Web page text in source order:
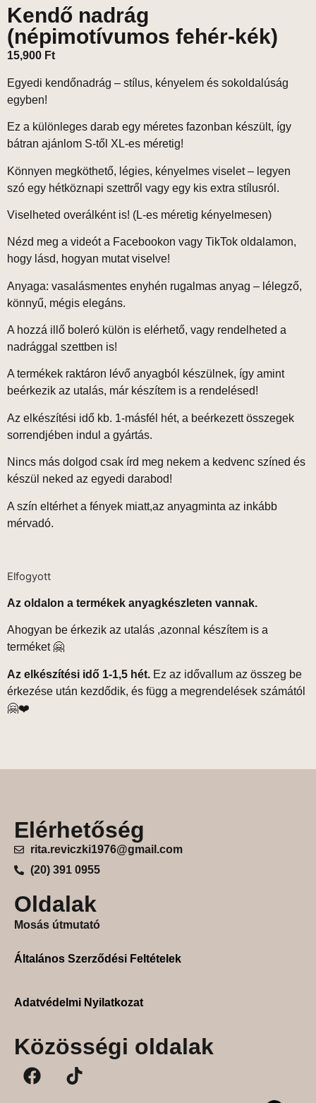
Kendő nadrág
(népimotívumos fehér-kék)
15,900 Ft
Egyedi kendőnadrág – stílus, kényelem és sokoldalúság
egyben!
Ez a különleges darab egy méretes fazonban készült, így
bátran ajánlom S-től XL-es méretig!
Könnyen megköthető, légies, kényelmes viselet – legyen
szó egy hétköznapi szettről vagy egy kis extra stílusról.
Viselheted overálként is! (L-es méretig kényelmesen)
Nézd meg a videót a Facebookon vagy TikTok oldalamon,
hogy lásd, hogyan mutat viselve!
Anyaga: vasalásmentes enyhén rugalmas anyag – lélegző,
könnyű, mégis elegáns.
A hozzá illő boleró külön is elérhető, vagy rendelheted a
nadrággal szettben is!
A termékek raktáron lévő anyagból készülnek, így amint
beérkezik az utalás, már készítem is a rendelésed!
Az elkészítési idő kb. 1-másfél hét, a beérkezett összegek
sorrendjében indul a gyártás.
Nincs más dolgod csak írd meg nekem a kedvenc színed és
készül neked az egyedi darabod!
A szín eltérhet a fények miatt,az anyagminta az inkább
mérvadó.
Elfogyott
Az oldalon a termékek anyagkészleten vannak.
Ahogyan be érkezik az utalás ,azonnal készítem is a
terméket 🤗
Az elkészítési idő 1-1,5 hét. Ez az idővallum az összeg be
érkezése után kezdődik, és függ a megrendelések számától
🤗❤️
Elérhetőség
rita.reviczki1976@gmail.com
(20) 391 0955
Oldalak
Mosás útmutató
Általános Szerződési Feltételek
Adatvédelmi Nyilatkozat
Közösségi oldalak